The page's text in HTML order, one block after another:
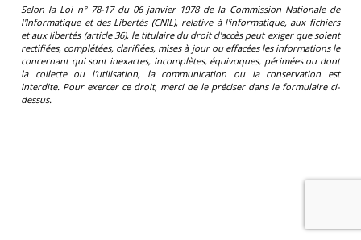
Selon la Loi n° 78-17 du 06 janvier 1978 de la Commission Nationale de
l'Informatique et des Libertés (CNIL), relative à l'informatique, aux fichiers
et aux libertés (article 36), le titulaire du droit d'accès peut exiger que soient
rectifiées, complétées, clarifiées, mises à jour ou effacées les informations le
concernant qui sont inexactes, incomplètes, équivoques, périmées ou dont
la collecte ou l'utilisation, la communication ou la conservation est
interdite. Pour exercer ce droit, merci de le préciser dans le formulaire ci-
dessus.